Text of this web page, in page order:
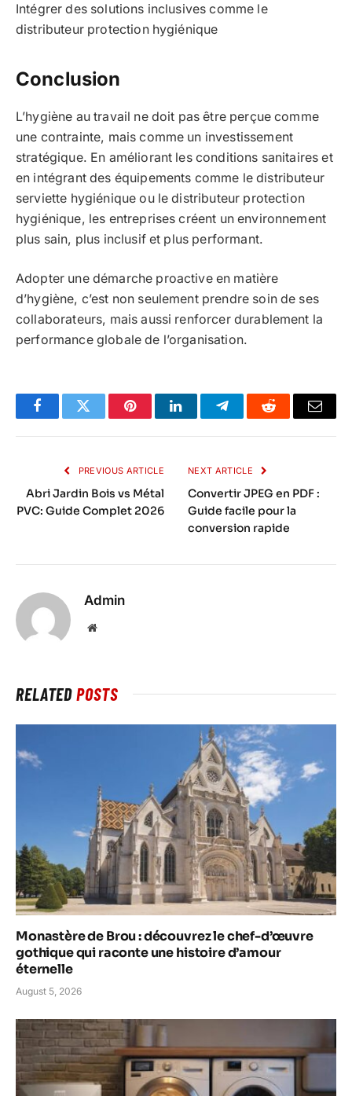
Intégrer des solutions inclusives comme le
distributeur protection hygiénique
Conclusion
L’hygiène au travail ne doit pas être perçue comme
une contrainte, mais comme un investissement
stratégique. En améliorant les conditions sanitaires et
en intégrant des équipements comme le distributeur
serviette hygiénique ou le distributeur protection
hygiénique, les entreprises créent un environnement
plus sain, plus inclusif et plus performant.
Adopter une démarche proactive en matière
d’hygiène, c’est non seulement prendre soin de ses
collaborateurs, mais aussi renforcer durablement la
performance globale de l’organisation.
FacebookTwitter PinterestLinkedInTelegramReddit Email
PREVIOUS ARTICLE
Abri Jardin Bois vs Métal
PVC: Guide Complet 2026
NEXT ARTICLE
Convertir JPEG en PDF :
Guide facile pour la
conversion rapide
Admin
Website
RELATEDPOSTS
Monastère de Brou : découvrez le chef-d’œuvre
gothique qui raconte une histoire d’amour
éternelle
August 5, 2026